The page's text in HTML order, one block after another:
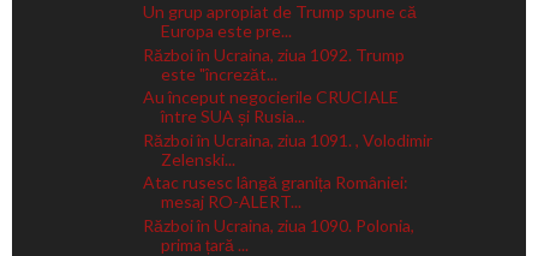
Un grup apropiat de Trump spune că
Europa este pre...
Război în Ucraina, ziua 1092. Trump
este "încrezăt...
Au început negocierile CRUCIALE
între SUA și Rusia...
Război în Ucraina, ziua 1091. , Volodimir
Zelenski...
Atac rusesc lângă granița României:
mesaj RO-ALERT...
Război în Ucraina, ziua 1090. Polonia,
prima țară ...